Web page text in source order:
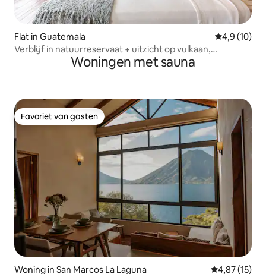
Flat in Guatemala
4,9 (10)
Verblijf in natuurreservaat + uitzicht op vulkaan,
bubbelbad, saunaWoningen met sauna
Favoriet van gasten
Favoriet van gasten
Woning in San Marcos La Laguna Gemiddelde
4,87 (15)